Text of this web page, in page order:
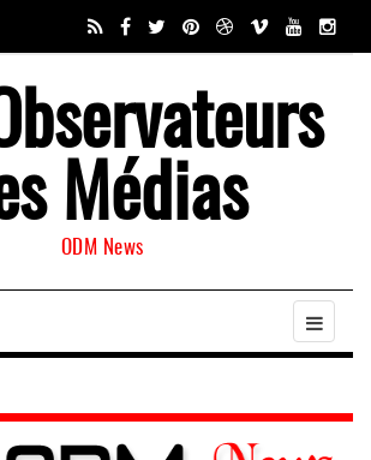
Médias
ODM News